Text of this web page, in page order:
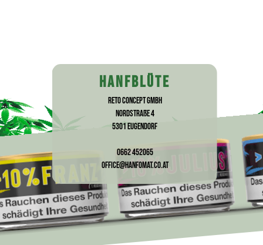
HANFBLÜTE
RETO Concept GmbH
Nordstraße 4
5301 Eugendorf
0662 452065
office@hanfomat.co.at